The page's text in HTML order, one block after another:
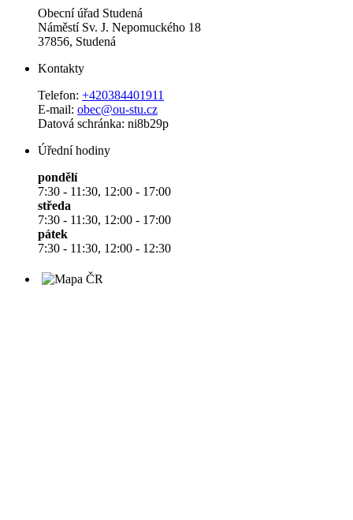
Obecní úřad Studená
Náměstí Sv. J. Nepomuckého 18
37856, Studená
Kontakty
Telefon: +420384401911
E-mail: obec@ou-stu.cz
Datová schránka: ni8b29p
Úřední hodiny
pondělí
7:30 - 11:30, 12:00 - 17:00
středa
7:30 - 11:30, 12:00 - 17:00
pátek
7:30 - 11:30, 12:00 - 12:30